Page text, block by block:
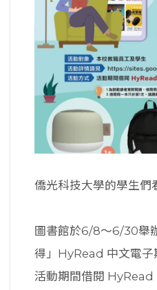
僑光科技大學的學生們
圖書館於6/8～6/30舉
得」HyRead 中文電子
活動期間借閱 HyRead